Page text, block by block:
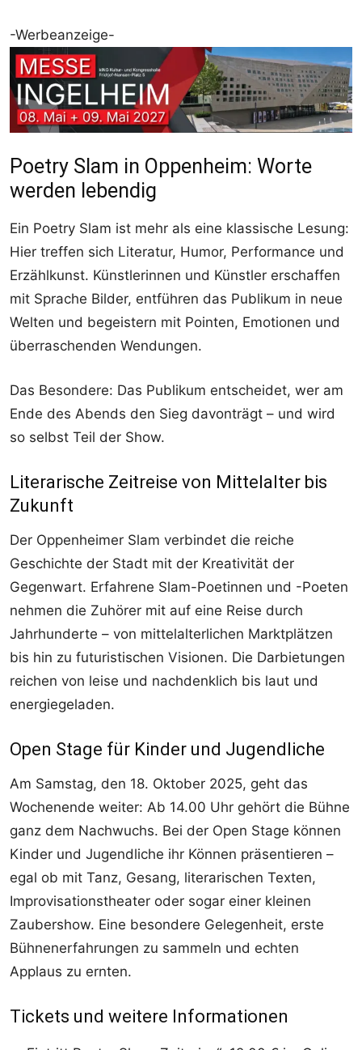
-Werbeanzeige-
Poetry Slam in Oppenheim: Worte
werden lebendig
Ein Poetry Slam ist mehr als eine klassische Lesung:
Hier treffen sich Literatur, Humor, Performance und
Erzählkunst. Künstlerinnen und Künstler erschaffen
mit Sprache Bilder, entführen das Publikum in neue
Welten und begeistern mit Pointen, Emotionen und
überraschenden Wendungen.
Das Besondere: Das Publikum entscheidet, wer am
Ende des Abends den Sieg davonträgt – und wird
so selbst Teil der Show.
Literarische Zeitreise von Mittelalter bis
Zukunft
Der Oppenheimer Slam verbindet die reiche
Geschichte der Stadt mit der Kreativität der
Gegenwart. Erfahrene Slam-Poetinnen und -Poeten
nehmen die Zuhörer mit auf eine Reise durch
Jahrhunderte – von mittelalterlichen Marktplätzen
bis hin zu futuristischen Visionen. Die Darbietungen
reichen von leise und nachdenklich bis laut und
energiegeladen.
Open Stage für Kinder und Jugendliche
Am Samstag, den 18. Oktober 2025, geht das
Wochenende weiter: Ab 14.00 Uhr gehört die Bühne
ganz dem Nachwuchs. Bei der Open Stage können
Kinder und Jugendliche ihr Können präsentieren –
egal ob mit Tanz, Gesang, literarischen Texten,
Improvisationstheater oder sogar einer kleinen
Zaubershow. Eine besondere Gelegenheit, erste
Bühnenerfahrungen zu sammeln und echten
Applaus zu ernten.
Tickets und weitere Informationen